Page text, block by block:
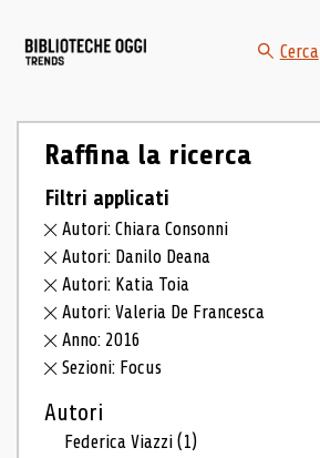
Cerca
Raffina la ricerca
Filtri applicati
Autori: Chiara Consonni
Autori: Danilo Deana
Autori: Katia Toia
Autori: Valeria De Francesca
Anno: 2016
Sezioni: Focus
Autori
Federica Viazzi(1)